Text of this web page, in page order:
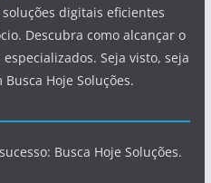
digitais eficientes
Descubra como alcançar o
Seja visto, seja
Hoje Soluções.
Busca Hoje Soluções.